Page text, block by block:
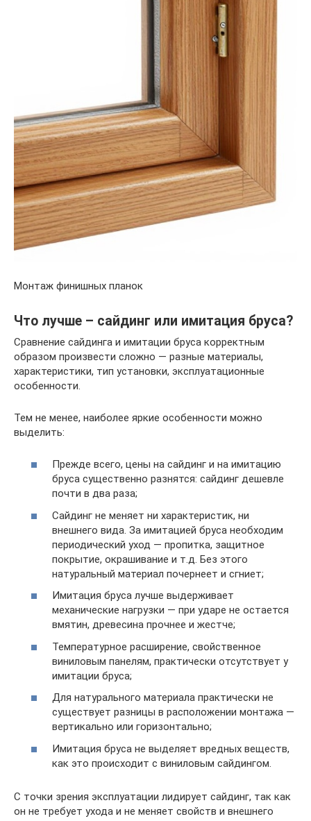
Монтаж финишных планок
Что лучше – сайдинг или имитация бруса?
Сравнение сайдинга и имитации бруса корректным
образом произвести сложно — разные материалы,
характеристики, тип установки, эксплуатационные
особенности.
Тем не менее, наиболее яркие особенности можно
выделить:
Прежде всего, цены на сайдинг и на имитацию
бруса существенно разнятся: сайдинг дешевле
почти в два раза;
Сайдинг не меняет ни характеристик, ни
внешнего вида. За имитацией бруса необходим
периодический уход — пропитка, защитное
покрытие, окрашивание и т.д. Без этого
натуральный материал почернеет и сгниет;
Имитация бруса лучше выдерживает
механические нагрузки — при ударе не остается
вмятин, древесина прочнее и жестче;
Температурное расширение, свойственное
виниловым панелям, практически отсутствует у
имитации бруса;
Для натурального материала практически не
существует разницы в расположении монтажа —
вертикально или горизонтально;
Имитация бруса не выделяет вредных веществ,
как это происходит с виниловым сайдингом.
С точки зрения эксплуатации лидирует сайдинг, так как
он не требует ухода и не меняет свойств и внешнего